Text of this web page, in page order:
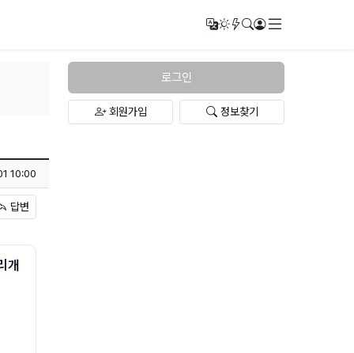
번역다크모드
새글/새댓글
검색로그인
10:00
답변
개
로그인
회원가입 정보찾기